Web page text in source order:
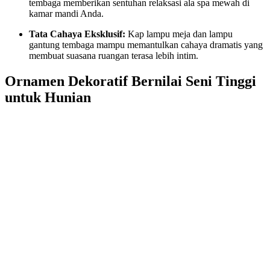
tembaga memberikan sentuhan relaksasi ala spa mewah di
kamar mandi Anda.
Tata Cahaya Eksklusif: Kap lampu meja dan lampu
gantung tembaga mampu memantulkan cahaya dramatis yang
membuat suasana ruangan terasa lebih intim.
Ornamen Dekoratif Bernilai Seni Tinggi
untuk Hunian